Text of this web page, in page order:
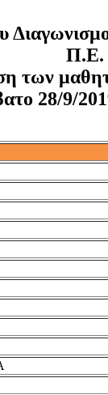
των
28/9/